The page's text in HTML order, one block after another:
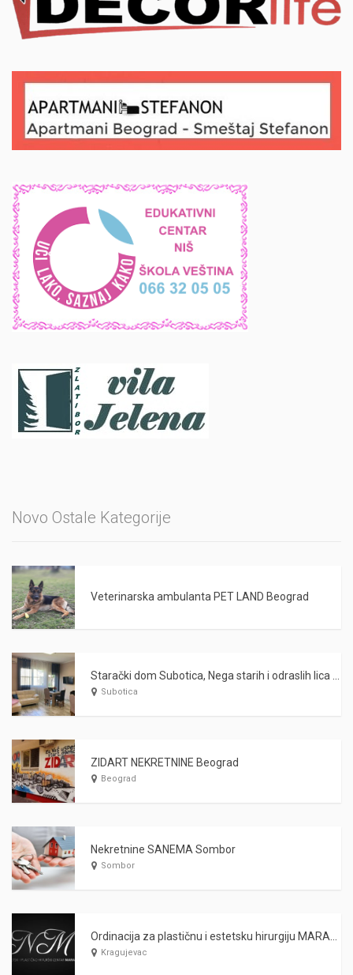
Novo Ostale Kategorije
Veterinarska ambulanta PET LAND Beograd
Subotica
ZIDART NEKRETNINE Beograd
Beograd
Nekretnine SANEMA Sombor
Sombor
Kragujevac